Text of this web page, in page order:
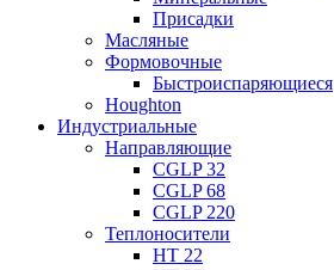
Присадки
Масляные
Формовочные
Быстроиспаряющиеся
Houghton
Индустриальные
Направляющие
CGLP 32
CGLP 68
CGLP 220
Теплоносители
HT 22